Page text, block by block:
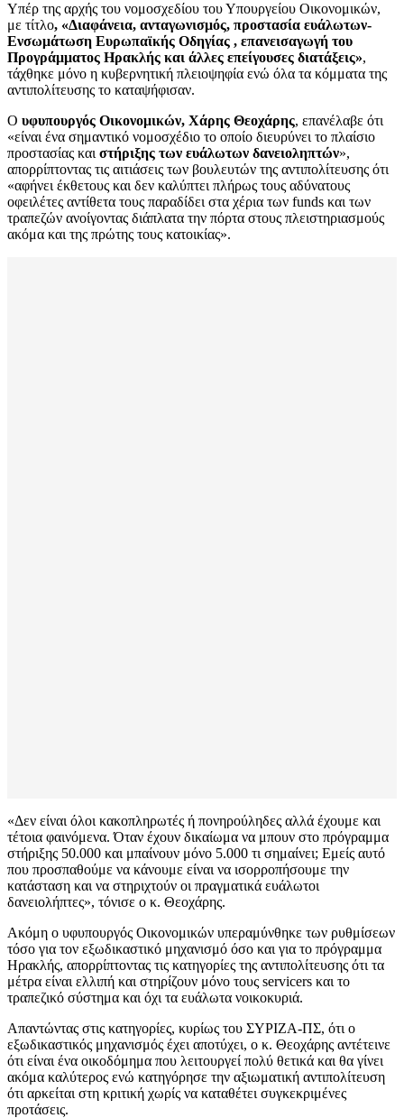
Υπέρ της αρχής του νομοσχεδίου του Υπουργείου Οικονομικών,
με τίτλο, «Διαφάνεια, ανταγωνισμός, προστασία ευάλωτων-
Ενσωμάτωση Ευρωπαϊκής Οδηγίας , επανεισαγωγή του
Προγράμματος Ηρακλής και άλλες επείγουσες διατάξεις»,
τάχθηκε μόνο η κυβερνητική πλειοψηφία ενώ όλα τα κόμματα της
αντιπολίτευσης το καταψήφισαν.
Ο υφυπουργός Οικονομικών, Χάρης Θεοχάρης, επανέλαβε ότι
«είναι ένα σημαντικό νομοσχέδιο το οποίο διευρύνει το πλαίσιο
προστασίας και στήριξης των ευάλωτων δανειοληπτών»,
απορρίπτοντας τις αιτιάσεις των βουλευτών της αντιπολίτευσης ότι
«αφήνει έκθετους και δεν καλύπτει πλήρως τους αδύνατους
οφειλέτες αντίθετα τους παραδίδει στα χέρια των funds και των
τραπεζών ανοίγοντας διάπλατα την πόρτα στους πλειστηριασμούς
ακόμα και της πρώτης τους κατοικίας».
«Δεν είναι όλοι κακοπληρωτές ή πονηρούληδες αλλά έχουμε και
τέτοια φαινόμενα. Όταν έχουν δικαίωμα να μπουν στο πρόγραμμα
στήριξης 50.000 και μπαίνουν μόνο 5.000 τι σημαίνει; Εμείς αυτό
που προσπαθούμε να κάνουμε είναι να ισορροπήσουμε την
κατάσταση και να στηριχτούν οι πραγματικά ευάλωτοι
δανειολήπτες», τόνισε ο κ. Θεοχάρης.
Aκόμη ο υφυπουργός Οικονομικών υπεραμύνθηκε των ρυθμίσεων
τόσο για τον εξωδικαστικό μηχανισμό όσο και για το πρόγραμμα
Ηρακλής, απορρίπτοντας τις κατηγορίες της αντιπολίτευσης ότι τα
μέτρα είναι ελλιπή και στηρίζουν μόνο τους servicers και το
τραπεζικό σύστημα και όχι τα ευάλωτα νοικοκυριά.
Απαντώντας στις κατηγορίες, κυρίως του ΣΥΡΙΖΑ-ΠΣ, ότι ο
εξωδικαστικός μηχανισμός έχει αποτύχει, ο κ. Θεοχάρης αντέτεινε
ότι είναι ένα οικοδόμημα που λειτουργεί πολύ θετικά και θα γίνει
ακόμα καλύτερος ενώ κατηγόρησε την αξιωματική αντιπολίτευση
ότι αρκείται στη κριτική χωρίς να καταθέτει συγκεκριμένες
προτάσεις.